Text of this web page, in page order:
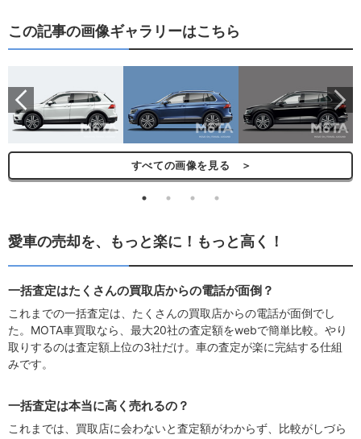
この記事の画像ギャラリーはこちら
すべての画像を見る ＞
愛車の売却を、もっと楽に！もっと高く！
一括査定はたくさんの買取店からの電話が面倒？
これまでの一括査定は、たくさんの買取店からの電話が面倒でし
た。MOTA車買取なら、最大20社の査定額をwebで簡単比較。やり
取りするのは査定額上位の3社だけ。車の査定が楽に完結する仕組
みです。
一括査定は本当に高く売れるの？
これまでは、買取店に会わないと査定額がわからず、比較がしづら